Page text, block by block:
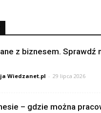
z biznesem. Sprawdź
Wiedzanet.pl - 29 lipca 2026
– gdzie można